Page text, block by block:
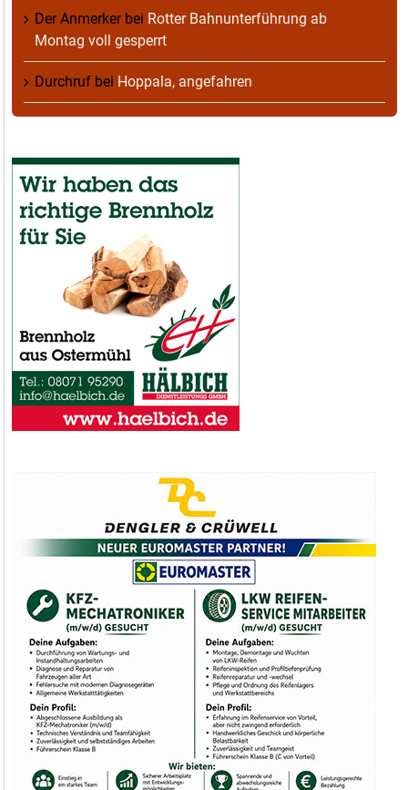
Der Anmerkerbei Rotter Bahnunterführung ab
Montag voll gesperrt
Durchruf bei Hoppala, angefahren